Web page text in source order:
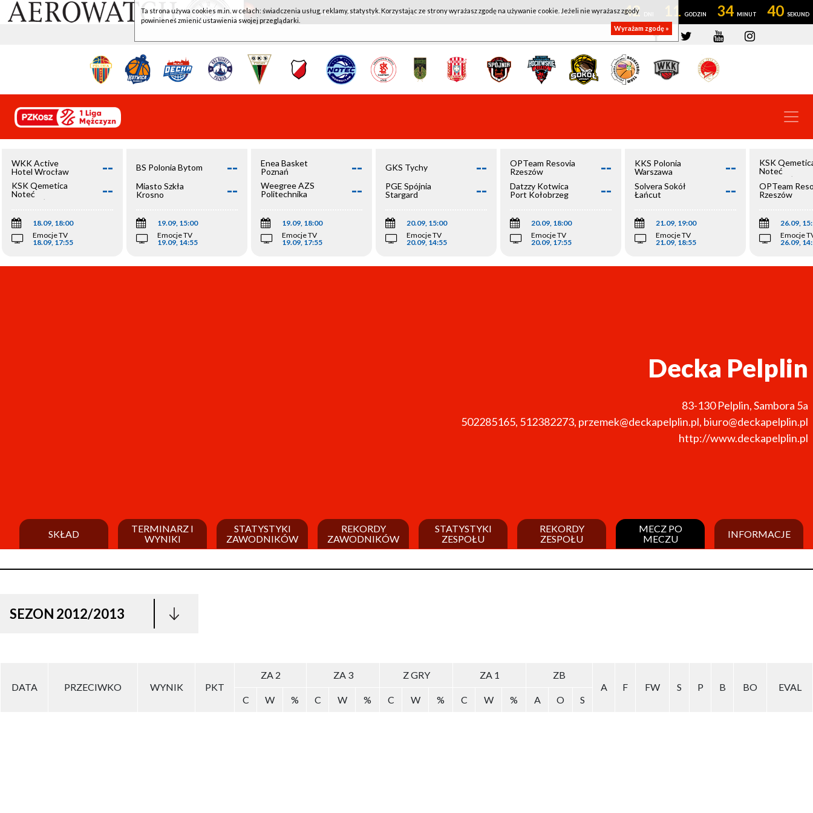
WKK ACTIVE HOTEL WROCŁAW - KSK QEMETICA NOTEĆ INOWROCŁAW 42 11 34 40
WKK Active
Hotel Wrocław
--
KSK Qemetica
Noteć
Inowrocław
--
18.09, 18:00
Emocje TV
18.09, 17:55
BS Polonia Bytom --
Miasto Szkła
Krosno
--
19.09, 15:00
Emocje TV
19.09, 14:55
Enea Basket
Poznań
--
Weegree AZS
Politechnika
--
19.09, 18:00
Emocje TV
19.09, 17:55
GKS Tychy --
PGE Spójnia
Stargard
--
20.09, 15:00
Emocje TV
20.09, 14:55
OPTeam Resovia
Rzeszów
--
Datzzy Kotwica
Port Kołobrzeg
--
20.09, 18:00
Emocje TV
20.09, 17:55
KKS Polonia
Warszawa
--
Solvera Sokół
Łańcut
--
21.09, 19:00
Emocje TV
21.09, 18:55
KSK
Noteć
Inowrocław
OPTeam
Rzeszów
26.09,
Emocje
26.09,
Decka Pelplin
83-130 Pelplin,Sambora 5a
502285165, 512382273, przemek@deckapelplin.pl, biuro@deckapelplin.pl
http://www.deckapelplin.pl
SKŁAD
TERMINARZ I
WYNIKI
STATYSTYKI
ZAWODNIKÓW
REKORDY
ZAWODNIKÓW
STATYSTYKI
ZESPOŁU
REKORDY
ZESPOŁU
MECZ PO
MECZU
INFORMACJE
SEZON 2012/2013
DATA PRZECIWKO WYNIK PKT
ZA 2 ZA 3 Z GRY ZA 1
ZB
A
F FW S P B BO
EVAL
C
W % C W % C W % C W % A O S
Ta strona używa cookies m.in. w celach: świadczenia usług, reklamy, statystyk. Korzystając ze strony wyrażasz zgodę na używanie cookie. Jeżeli nie wyrażasz zgody
powinieneś zmienić ustawienia swojej przeglądarki.
Wyrażam zgodę »